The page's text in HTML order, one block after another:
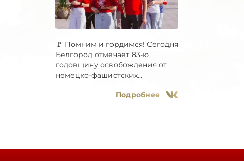
🚩 Помним и гордимся! Сегодня
Белгород отмечает 83-ю
годовщину освобождения от
немецко-фашистских...
Подробнее